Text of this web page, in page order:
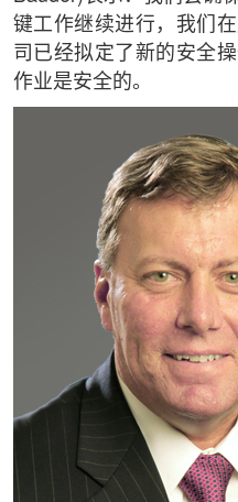
键工作继续进行，我们
司已经拟定了新的安全
作业是安全的。